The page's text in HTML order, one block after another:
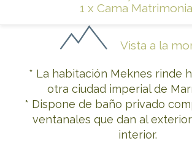
1 x Cama
Vista a la
* La habitación Meknes rinde
otra ciudad imperial de
* Dispone de baño privado
ventanales que dan al
interior.